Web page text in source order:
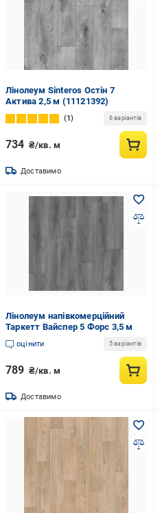
Лінолеум Sinteros Остін 7
Актива 2,5 м (11121392)
1 6 варіантів
734 ₴/кв. м
Доставимо
Лінолеум напівкомерційний
Таркетт Вайспер 5 Форс 3,5 м
оцінити 5 варіантів
789 ₴/кв. м
Доставимо